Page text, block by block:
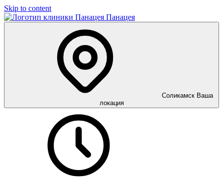
Skip to content
Панацея
Соликамск Ваша
локация